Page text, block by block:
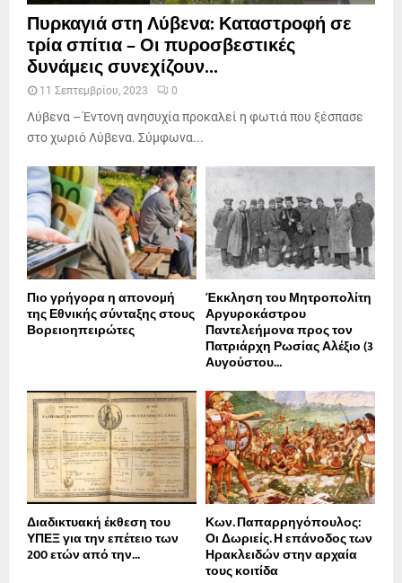
Πυρκαγιά στη Λύβενα: Καταστροφή σε
τρία σπίτια – Οι πυροσβεστικές
δυνάμεις συνεχίζουν...
11 Σεπτεμβρίου, 2023 0
Λύβενα – Έντονη ανησυχία προκαλεί η φωτιά που ξέσπασε
στο χωριό Λύβενα. Σύμφωνα...
Πιο γρήγορα η απονοµή
της Εθνικής σύνταξης στους
Βορειοηπειρώτες
Έκκληση του Μητροπολίτη
Αργυροκάστρου
Παντελεήμονα προς τον
Πατριάρχη Ρωσίας Αλέξιο (3
Αυγούστου...
Διαδικτυακή έκθεση του
ΥΠΕΞ για την επέτειο των
200 ετών από την...
Κων. Παπαρρηγόπουλος:
Οι Δωριείς. Η επάνοδος των
Ηρακλειδών στην αρχαία
τους κοιτίδα